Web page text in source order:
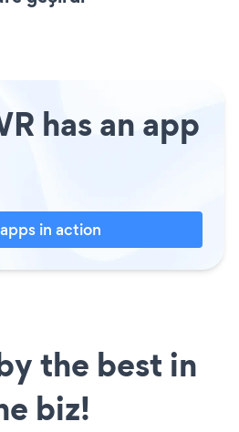
has an app
in action
the best in
biz!